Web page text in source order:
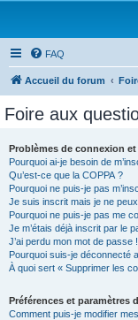
FAQ
Accueil du forum
Foire aux
Problèmes de connexion
Pourquoi ai-je besoin de
Qu’est-ce que la COPPA ?
Pourquoi ne puis-je pas
Je suis inscrit mais je ne
Pourquoi ne puis-je pas me
Je m’étais déjà inscrit par le
J’ai perdu mon mot de passe !
Pourquoi suis-je déconnecté
À quoi sert « Supprimer les
Préférences et paramètres
Comment puis-je modifier